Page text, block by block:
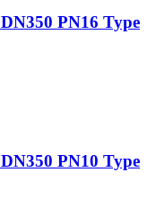
PN16 Type
PN10 Type